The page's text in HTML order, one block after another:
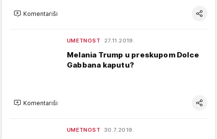
Komentariši
UMETNOST 27.11.2019.
Melania Trump u preskupom Dolce
Gabbana kaputu?
Komentariši
UMETNOST 30.7.2019.